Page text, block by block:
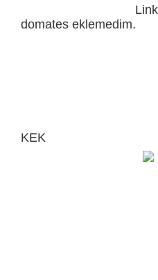
Linkini verdiğim
domates eklemedim.
KEK